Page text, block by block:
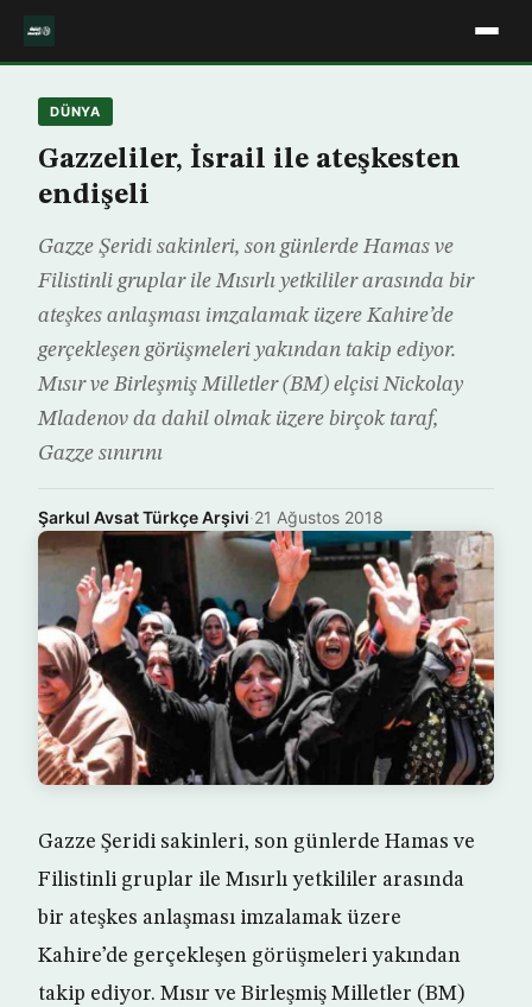
DÜNYA
Gazzeliler, İsrail ile ateşkesten
endişeli
Gazze Şeridi sakinleri, son günlerde Hamas ve
Filistinli gruplar ile Mısırlı yetkililer arasında bir
ateşkes anlaşması imzalamak üzere Kahire’de
gerçekleşen görüşmeleri yakından takip ediyor.
Mısır ve Birleşmiş Milletler (BM) elçisi Nickolay
Mladenov da dahil olmak üzere birçok taraf,
Gazze sınırını
Şarkul Avsat Türkçe Arşivi·21 Ağustos 2018
Gazze Şeridi sakinleri, son günlerde Hamas ve
Filistinli gruplar ile Mısırlı yetkililer arasında
bir ateşkes anlaşması imzalamak üzere
Kahire’de gerçekleşen görüşmeleri yakından
takip ediyor. Mısır ve Birleşmiş Milletler (BM)